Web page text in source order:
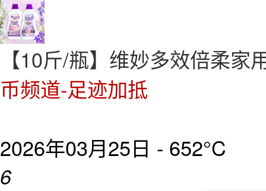
【10斤/瓶】维妙多效倍柔家
币频道-足迹加抵
2026年03月25日 - 652°C
6